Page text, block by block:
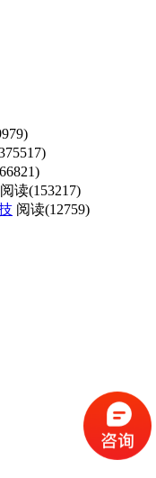
阅读(153217)
阅读(12759)